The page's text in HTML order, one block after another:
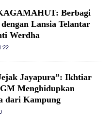
Berbagi
Lansia Telantar
Werdha
Jayapura”: Ikhtiar
Menghidupkan
dari Kampung